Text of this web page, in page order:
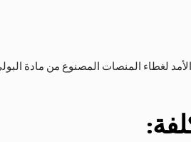
لغطاء المنصات المصنوع من مادة